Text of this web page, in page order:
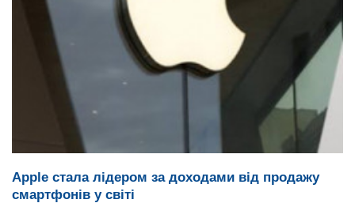
Apple стала лідером за доходами від продажу
смартфонів у світі